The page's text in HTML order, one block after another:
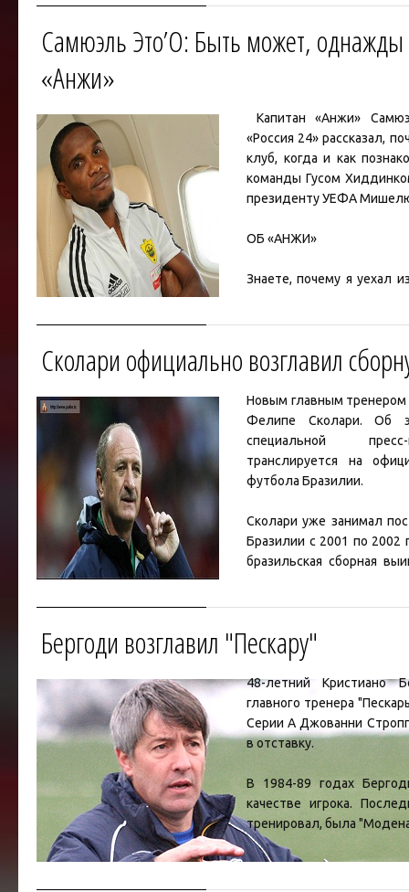
Самюэль Это’О: Быть может, однажды
«Анжи»
Капитан«Анжи»
«Россия 24» рассказал,
клуб, когда и как
команды Гусом
президенту УЕФА
ОБ «АНЖИ»
Знаете, почему я уехал
нов...Читать дальше »
Сколари официально возглавил
Новым главным тренером
Фелипе Сколари. Об
специальной
транслируется на
футбола Бразилии.
Сколари уже занимал
Бразилии с 2001 по 2002
бразильская сборная
Бразилии стал вакантным
Читать дальше »
Бергоди возглавил "Пескару"
48-летнийКристиано
главного тренера
Серии А Джованни
в отставку.
В 1984-89 годах
качестве игрока.
тренировал, была